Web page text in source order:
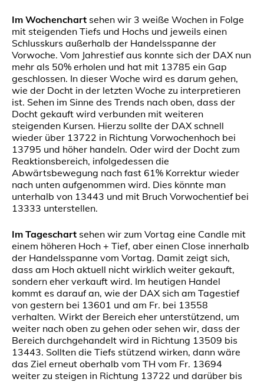
Im Wochenchart sehen wir 3 weiße Wochen in Folge
mit steigenden Tiefs und Hochs und jeweils einen
Schlusskurs außerhalb der Handelsspanne der
Vorwoche. Vom Jahrestief aus konnte sich der DAX nun
mehr als 50% erholen und hat mit 13785 ein Gap
geschlossen. In dieser Woche wird es darum gehen,
wie der Docht in der letzten Woche zu interpretieren
ist. Sehen im Sinne des Trends nach oben, dass der
Docht gekauft wird verbunden mit weiteren
steigenden Kursen. Hierzu sollte der DAX schnell
wieder über 13722 in Richtung Vorwochenhoch bei
13795 und höher handeln. Oder wird der Docht zum
Reaktionsbereich, infolgedessen die
Abwärtsbewegung nach fast 61% Korrektur wieder
nach unten aufgenommen wird. Dies könnte man
unterhalb von 13443 und mit Bruch Vorwochentief bei
13333 unterstellen.
Im Tageschart sehen wir zum Vortag eine Candle mit
einem höheren Hoch + Tief, aber einen Close innerhalb
der Handelsspanne vom Vortag. Damit zeigt sich,
dass am Hoch aktuell nicht wirklich weiter gekauft,
sondern eher verkauft wird. Im heutigen Handel
kommt es darauf an, wie der DAX sich am Tagestief
von gestern bei 13601 und am Fr. bei 13558
verhalten. Wirkt der Bereich eher unterstützend, um
weiter nach oben zu gehen oder sehen wir, dass der
Bereich durchgehandelt wird in Richtung 13509 bis
13443. Sollten die Tiefs stützend wirken, dann wäre
das Ziel erneut oberhalb vom TH vom Fr. 13694
weiter zu steigen in Richtung 13722 und darüber bis